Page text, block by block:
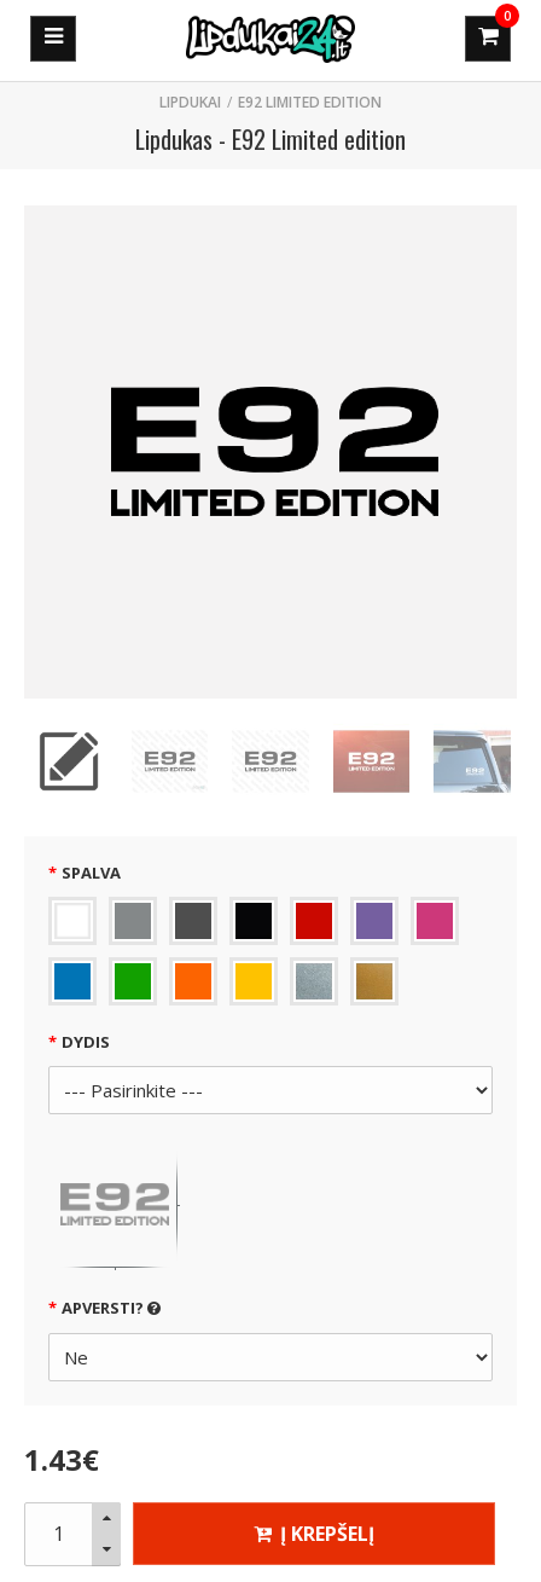
0
E92 LIMITED EDITION
Lipdukas - E92 Limited edition
SPALVA
DYDIS
APVERSTI?
1.43€
Į KREPŠELĮ